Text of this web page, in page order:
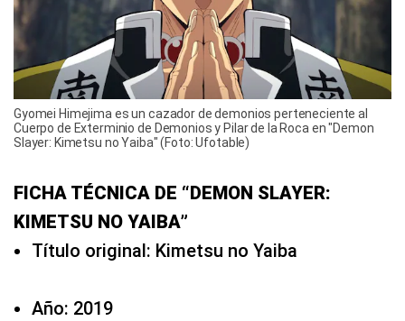
Gyomei Himejima es un cazador de demonios perteneciente al
Cuerpo de Exterminio de Demonios y Pilar de la Roca en "Demon
Slayer: Kimetsu no Yaiba" (Foto: Ufotable)
FICHA TÉCNICA DE “DEMON SLAYER:
KIMETSU NO YAIBA”
Título original: Kimetsu no Yaiba
Año: 2019